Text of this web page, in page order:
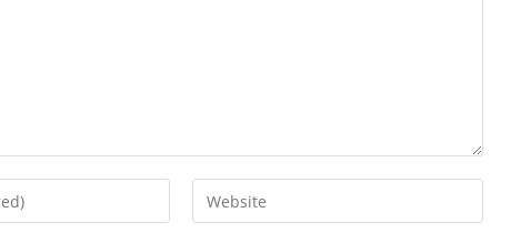
Enter
your